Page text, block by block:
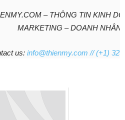
– THÔNG TIN KINH
MARKETING – DOANH NHÂN
us: info@thienmy.com // (+1) 323